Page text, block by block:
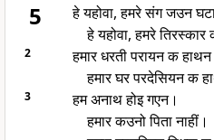
5
हे यहोवा, हमरे संग जउन
हे यहोवा, हमरे
2
हमार धरती परायन क हाथन
हमार घर परदेसियन क
3
हम अनाथ होइ गएन।
हमार कउनो पिता नाहीं।